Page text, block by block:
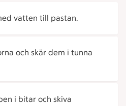
vatten till pastan.
och skär dem i tunna
i bitar och skiva